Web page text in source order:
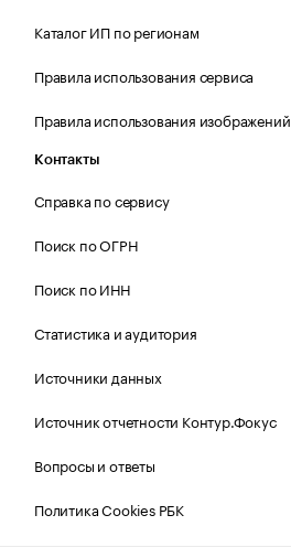
Каталог ИП по регионам
Правила использования сервиса
Правила использования изображений
Контакты
Справка по сервису
Поиск по ОГРН
Поиск по ИНН
Статистика и аудитория
Источники данных
Источник отчетности Контур.Фокус
Вопросы и ответы
Политика Cookies РБК